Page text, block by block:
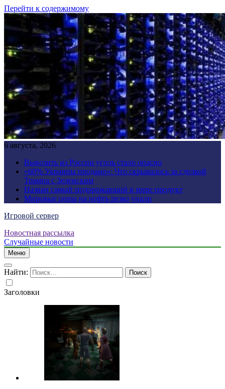
Перейти к содержимому
6 августа, 2026
Вывозить из России уголь стало опасно
«60% Украины продано»: Что скрывалось за сделкой
Трампа с Зеленским
Назван самый подорожавший в мире продукт
Мировые цены на нефть резко упали
Игровой сервер
Новостная рассылка
Случайные новости
Меню
Найти:
Заголовки